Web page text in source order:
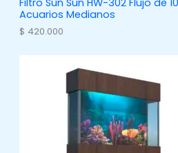
Acuarios Medianos
$ 420.000